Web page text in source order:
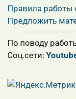
Правила работы
Предложить
По поводу
Cоц.сети: